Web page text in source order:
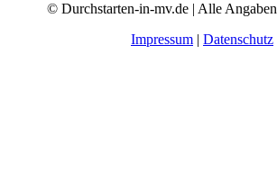
© Durchstarten-in-mv.de | Alle
Impressum | Datenschutz